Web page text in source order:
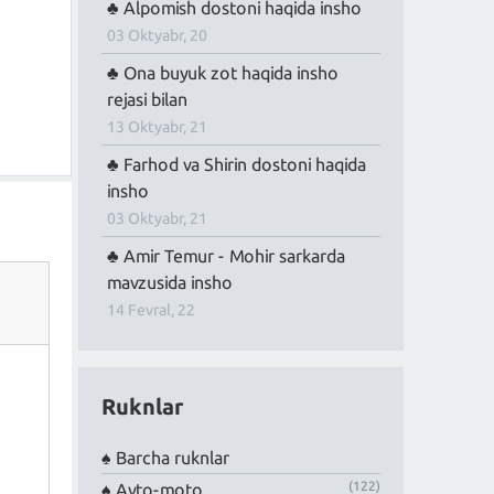
Alpomish dostoni haqida insho
03 Oktyabr, 20
Ona buyuk zot haqida insho
rejasi bilan
13 Oktyabr, 21
Farhod va Shirin dostoni haqida
insho
03 Oktyabr, 21
Amir Temur - Mohir sarkarda
mavzusida insho
14 Fevral, 22
Ruknlar
Barcha ruknlar
Avto-moto
(122)